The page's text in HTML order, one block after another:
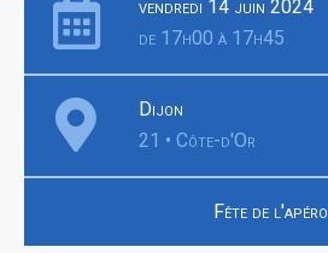
vendredi 14 juin 2024
de 17h00 à 17h45
Dijon
21 • Côte-d'Or
Fête de l'apéro